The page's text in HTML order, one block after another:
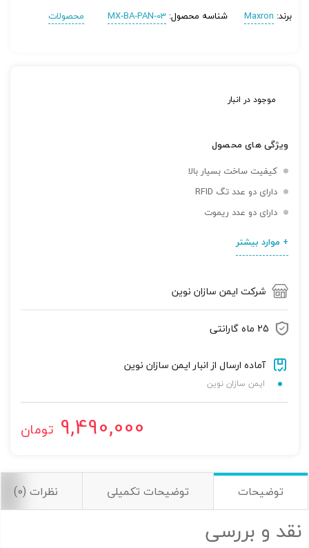
برند: Maxron شناسه محصول: MX‐BA‐PAN‐03 محصولات
موجود در انبار
ویژگی های محصول
کیفیت ساخت بسیار بالا
دارای دو عدد تگ RFID
دارای دو عدد ریموت
+ موارد بیشتر
شرکت ایمن سازان نوین
25 ماه گارانتی
آماده ارسال از انبار ایمن سازان نوین
ایمن سازان نوین
9,490,000 تومان
توضیحات توضیحات تکمیلی نظرات (0)
نقد و بررسی
ارسال به ایمیل
به من از طریق پیامک اطلاع بده
تصاویر رسمی